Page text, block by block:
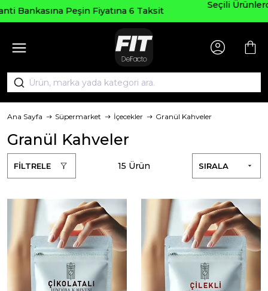
Seçili Ürünlerde ₺2000 Üzeri ₺200 İndirim Kodu:
AGUSTOS200
Ana Sayfa Süpermarket İçecekler Granül Kahveler
Granül Kahveler
FİLTRELE SIRALA
15 Ürün